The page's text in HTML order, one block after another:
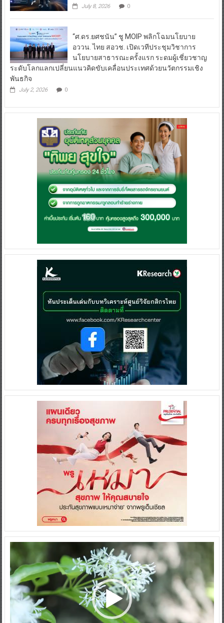
July 8, 2026 0
“ศ.ดร.ยศชนัน” ชู MOIP พลิกโฉมนโยบาย
อววน. ไทย สอวช. เปิดเวทีประชุมวิชาการ
นโยบายสาธารณะครั้งแรก ระดมผู้เชี่ยวชาญ
ระดับโลกแลกเปลี่ยนแนวคิดขับเคลื่อนประเทศด้วยนวัตกรรมเชิง
พันธกิจ
July 2, 2026 0
Video
Player